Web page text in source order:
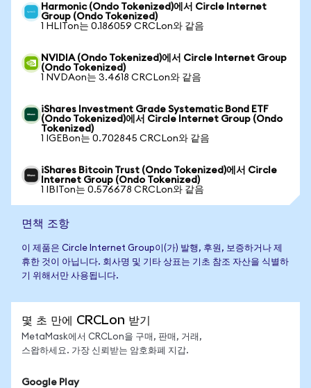
Harmonic (Ondo Tokenized)에서 Circle Internet
Group (Ondo Tokenized)
1 HLITon는 0.186059 CRCLon와 같음
NVIDIA (Ondo Tokenized)에서 Circle Internet Group
(Ondo Tokenized)
1 NVDAon는 3.4618 CRCLon와 같음
iShares Investment Grade Systematic Bond ETF
(Ondo Tokenized)에서 Circle Internet Group (Ondo
Tokenized)
1 IGEBon는 0.702845 CRCLon와 같음
iShares Bitcoin Trust (Ondo Tokenized)에서 Circle
Internet Group (Ondo Tokenized)
1 IBITon는 0.576678 CRCLon와 같음
면책 조항
이 제품은 Circle Internet Group이(가) 발행, 후원, 보증하거나 제
휴한 것이 아닙니다. 회사명 및 기타 상표는 기초 참조 자산을 식별하
기 위해서만 사용됩니다.
몇 초 만에 CRCLon 받기
MetaMask에서 CRCLon을 구매, 판매, 거래,
스왑하세요. 가장 신뢰받는 암호화폐 지갑.
Google Play